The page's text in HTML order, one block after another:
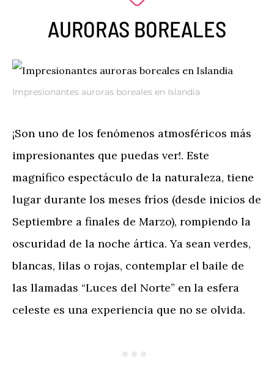
AURORAS BOREALES
Impresionantes auroras boreales en Islandia
¡Son uno de los fenómenos atmosféricos más
impresionantes que puedas ver!. Este
magnífico espectáculo de la naturaleza, tiene
lugar durante los meses fríos (desde inicios de
Septiembre a finales de Marzo), rompiendo la
oscuridad de la noche ártica. Ya sean verdes,
blancas, lilas o rojas, contemplar el baile de
las llamadas “Luces del Norte” en la esfera
celeste es una experiencia que no se olvida.